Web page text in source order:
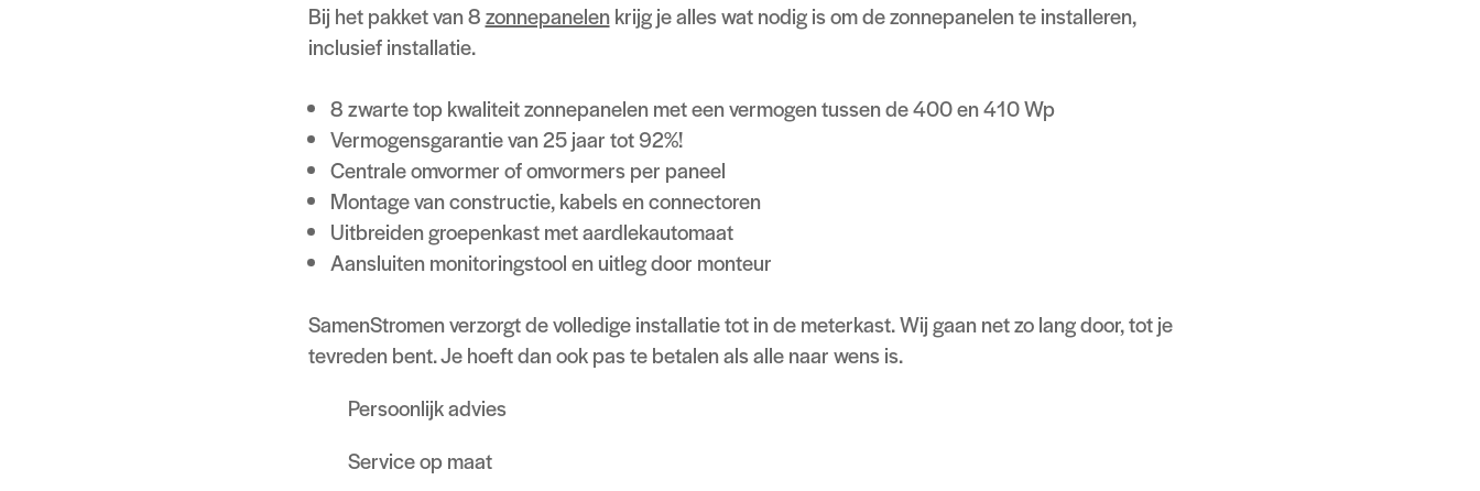
Bij het pakket van 8zonnepanelenkrijg je alles wat nodig is om de zonnepanelen te installeren,
inclusief installatie.
8 zwarte top kwaliteit zonnepanelen met een vermogen tussen de 400 en 410 Wp
Vermogensgarantie van 25 jaar tot 92%!
Centrale omvormer of omvormers per paneel
Montage van constructie, kabels en connectoren
Uitbreiden groepenkast met aardlekautomaat
Aansluiten monitoringstool en uitleg door monteur
SamenStromen verzorgt de volledige installatie tot in de meterkast. Wij gaan net zo lang door, tot je
tevreden bent. Je hoeft dan ook pas te betalen als alle naar wens is.
Persoonlijk advies
Service op maat